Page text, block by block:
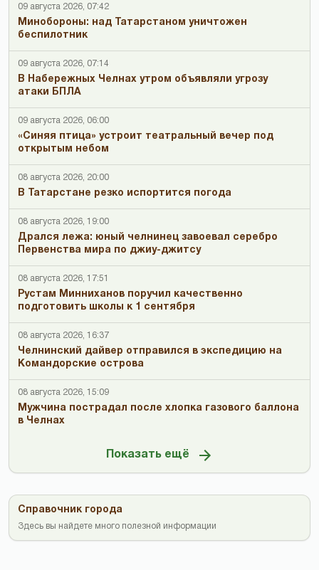
09 августа 2026, 07:42
Минобороны: над Татарстаном уничтожен
беспилотник
09 августа 2026, 07:14
В Набережных Челнах утром объявляли угрозу
атаки БПЛА
09 августа 2026, 06:00
«Синяя птица» устроит театральный вечер под
открытым небом
08 августа 2026, 20:00
В Татарстане резко испортится погода
08 августа 2026, 19:00
Дрался лежа: юный челнинец завоевал серебро
Первенства мира по джиу-джитсу
08 августа 2026, 17:51
Рустам Минниханов поручил качественно
подготовить школы к 1 сентября
08 августа 2026, 16:37
Челнинский дайвер отправился в экспедицию на
Командорские острова
08 августа 2026, 15:09
Мужчина пострадал после хлопка газового баллона
в Челнах
Показать ещё
Справочник города
Здесь вы найдете много полезной информации